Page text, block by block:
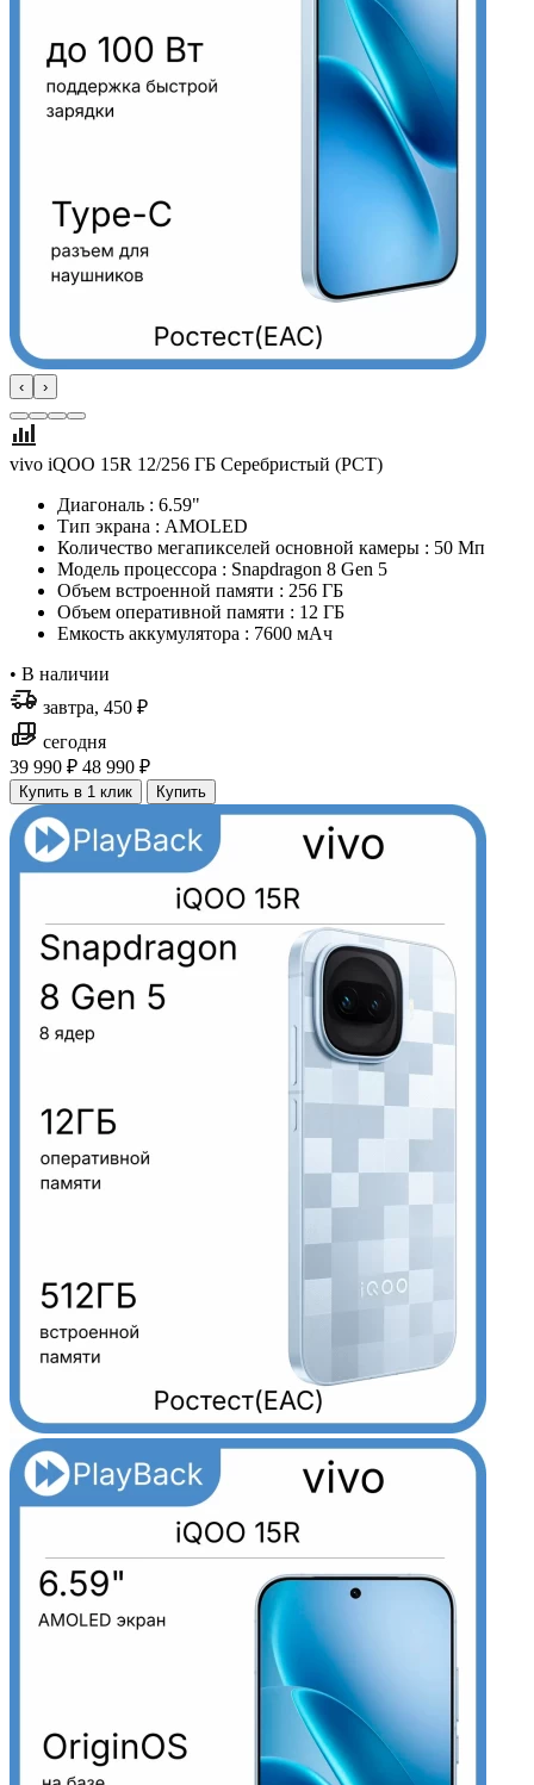
‹ ›
vivo iQOO 15R 12/256 ГБ Серебристый (РСТ)
Диагональ : 6.59"
Тип экрана : AMOLED
Количество мегапикселей основной камеры : 50 Мп
Модель процессора : Snapdragon 8 Gen 5
Объем встроенной памяти : 256 ГБ
Объем оперативной памяти : 12 ГБ
Емкость аккумулятора : 7600 мАч
• В наличии
завтра, 450 ₽
сегодня
39 990 ₽ 48 990 ₽
Купить в 1 клик Купить